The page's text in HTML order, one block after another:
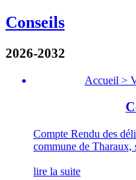
Conseils
2026-2032
Accueil >
Compte Rendu des
commune de Tharaux,
lire la suite